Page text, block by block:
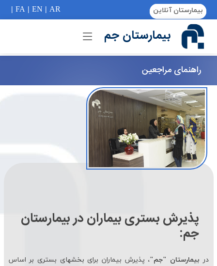
FA| EN | AR
| بیمارستان آنلاین
if (Model != null) {
بیمارستان جم
راهنمای مراجعین
پذیرش بستری بیماران در بیمارستان
جم:
در بیمارستان "جم"، پذیرش بیماران برای بخش‏های بستری بر اساس